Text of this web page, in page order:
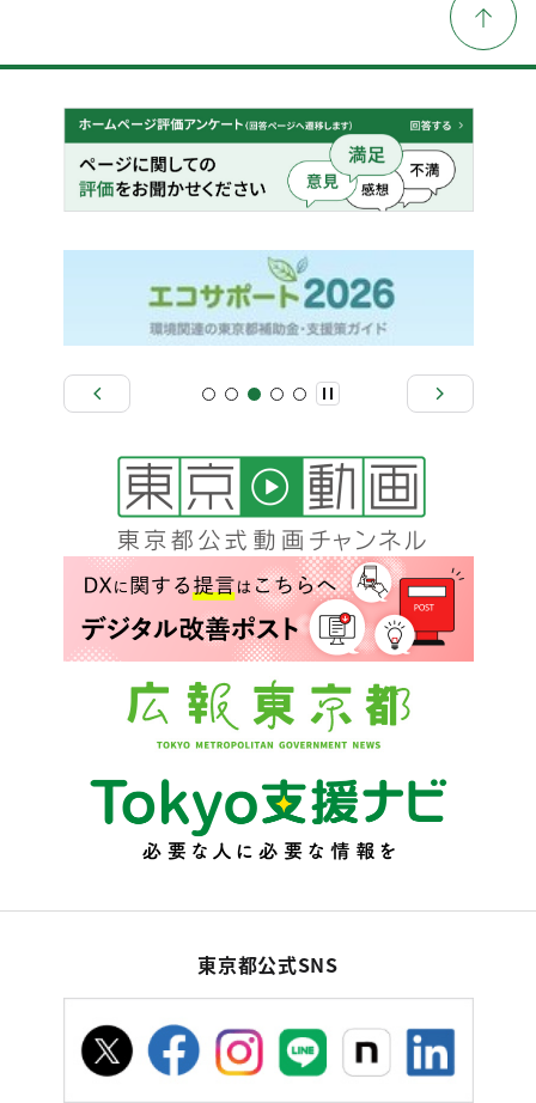
東京都公式SNS